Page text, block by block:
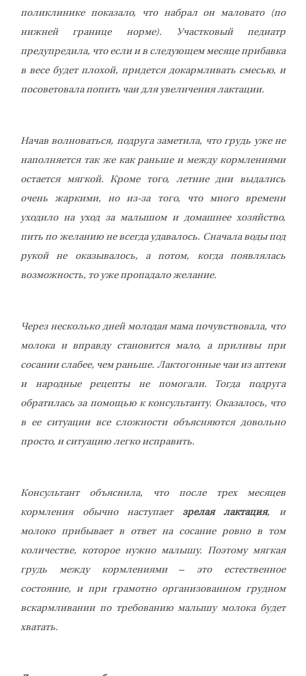
поликлинике показало, что набрал он маловато (по
нижней границе норме). Участковый педиатр
предупредила, что если и в следующем месяце прибавка
в весе будет плохой, придется докармливать смесью, и
посоветовала попить чаи для увеличения лактации.
Начав волноваться, подруга заметила, что грудь уже не
наполняется так же как раньше и между кормлениями
остается мягкой. Кроме того, летние дни выдались
очень жаркими, но из-за того, что много времени
уходило на уход за малышом и домашнее хозяйство,
пить по желанию не всегда удавалось. Сначала воды под
рукой не оказывалось, а потом, когда появлялась
возможность, то уже пропадало желание.
Через несколько дней молодая мама почувствовала, что
молока и вправду становится мало, а приливы при
сосании слабее, чем раньше. Лактогонные чаи из аптеки
и народные рецепты не помогали. Тогда подруга
обратилась за помощью к консультанту. Оказалось, что
в ее ситуации все сложности объясняются довольно
просто, и ситуацию легко исправить.
Консультант объяснила, что после трех месяцев
кормления обычно наступает зрелая лактация, и
молоко прибывает в ответ на сосание ровно в том
количестве, которое нужно малышу. Поэтому мягкая
грудь между кормлениями – это естественное
состояние, и при грамотно организованном грудном
вскармливании по требованию малышу молока будет
хватать.